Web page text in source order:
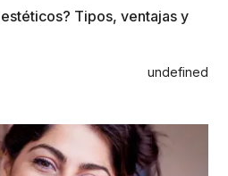
Tipos, ventajas y
undefined